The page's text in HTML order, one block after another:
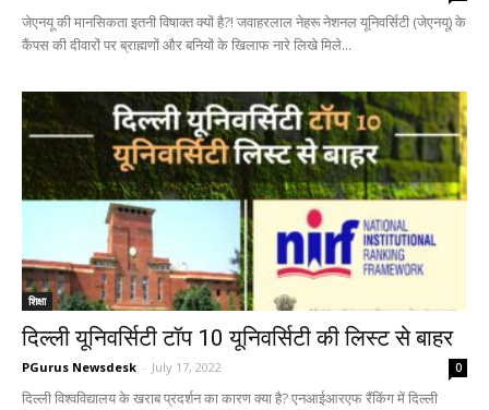
जेएनयू की मानसिकता इतनी विषाक्त क्यों है?! जवाहरलाल नेहरू नेशनल यूनिवर्सिटी (जेएनयू) के
कैंपस की दीवारों पर ब्राह्मणों और बनियों के खिलाफ नारे लिखे मिले...
शिक्षा
दिल्ली यूनिवर्सिटी टॉप 10 यूनिवर्सिटी की लिस्ट से बाहर
PGurus Newsdesk - July 17, 2022 0
दिल्ली विश्वविद्यालय के खराब प्रदर्शन का कारण क्या है? एनआईआरएफ रैंकिंग में दिल्ली